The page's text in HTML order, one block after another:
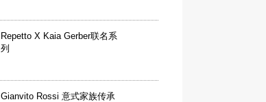
Repetto X Kaia Gerber联名系
列
Gianvito Rossi 意式家族传承